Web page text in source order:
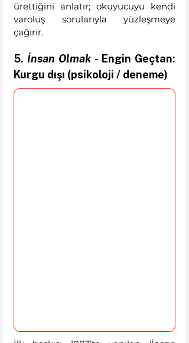
ürettiğini anlatır; okuyucuyu kendi
varoluş sorularıyla yüzleşmeye
çağırır.
5. İnsan Olmak - Engin Geçtan:
Kurgu dışı (psikoloji / deneme)